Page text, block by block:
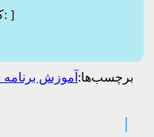
میانگین: ]
برچسب‌ها: آموزش برنامه